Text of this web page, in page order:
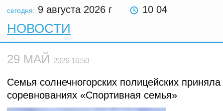
сегодня: 9 августа 2026 г 10 04
НОВОСТИ
29 МАЙ 2026 16:50
Семья солнечногорских полицейских приняла
соревнованиях «Спортивная семья»